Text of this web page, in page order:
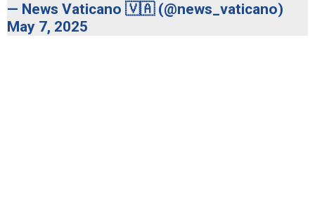
— News Vaticano 🇻🇦 (@news_vaticano)
May 7, 2025